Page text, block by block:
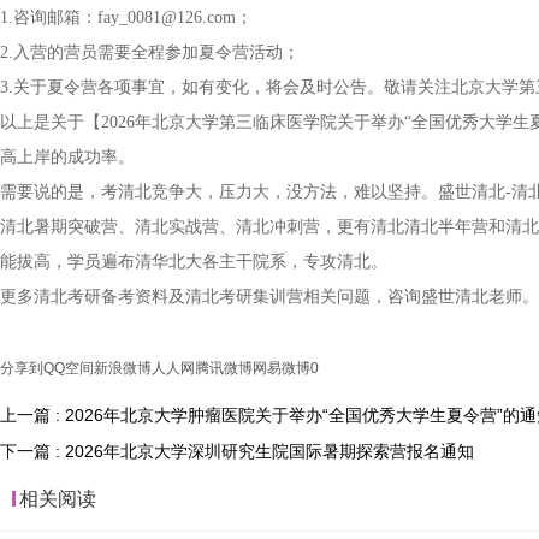
1.咨询邮箱：fay_0081@126.com；
2.入营的营员需要全程参加夏令营活动；
3.关于夏令营各项事宜，如有变化，将会及时公告。敬请关注北京大学第
以上是关于【2026年北京大学第三临床医学院关于举办“全国优秀大学
高上岸的成功率。
需要说的是，考清北竞争大，压力大，没方法，难以坚持。盛世清北-
清北暑期突破营、清北实战营、清北冲刺营，更有清北清北半年营和清
能拔高，学员遍布清华北大各主干院系，专攻清北。
更多清北考研备考资料及清北考研集训营相关问题，咨询盛世清北老师。
分享到 QQ空间 新浪微博人人网 腾讯微博网易微博0
上一篇 : 2026年北京大学肿瘤医院关于举办“全国优秀大学生夏令营”的
下一篇 : 2026年北京大学深圳研究生院国际暑期探索营报名通知
相关阅读